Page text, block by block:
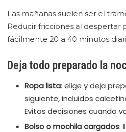
Las mañanas suelen ser el
Reducir fricciones al despertar
fácilmente 20 a 40 minutos
Deja todo preparado la
Ropa lista: elige y deja
siguiente, incluidos
Evitas decisiones cuando
Bolso o mochila cargados: